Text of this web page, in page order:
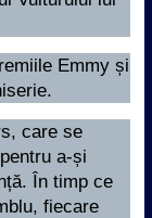
Emmy și
care se
a-și
În timp ce
fiecare